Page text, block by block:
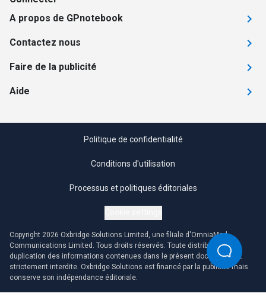
A propos de GPnotebook
Contactez nous
Faire de la publicité
Aide
Politique de confidentialité
Conditions d'utilisation
Processus et politiques éditoriales
Copyright 2026 Oxbridge Solutions Limited, une filiale d'OmniaMed
Communications Limited. Tous droits réservés. Toute distribution ou
duplication des informations contenues dans le présent document est
strictement interdite. Oxbridge Solutions est financé par la publicité mais
conserve son indépendance éditoriale.